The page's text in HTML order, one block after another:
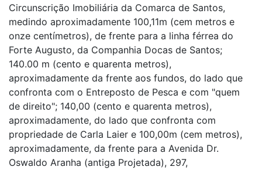
Circunscrição Imobiliária da Comarca de Santos,
medindo aproximadamente 100,11m (cem metros e
onze centímetros), de frente para a linha férrea do
Forte Augusto, da Companhia Docas de Santos;
140.00 m (cento e quarenta metros),
aproximadamente da frente aos fundos, do lado que
confronta com o Entreposto de Pesca e com "quem
de direito"; 140,00 (cento e quarenta metros),
aproximadamente, do lado que confronta com
propriedade de Carla Laier e 100,00m (cem metros),
aproximadamente, da frente para a Avenida Dr.
Oswaldo Aranha (antiga Projetada), 297,